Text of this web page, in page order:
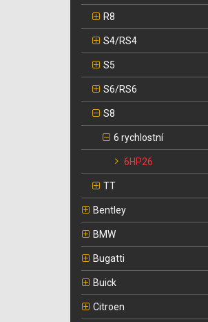
R8
S4/RS4
S5
S6/RS6
S8
6 rychlostní
6HP26
TT
Bentley
BMW
Bugatti
Buick
Citroen